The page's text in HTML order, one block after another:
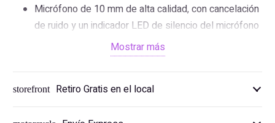
Micrófono de 10 mm de alta calidad, con cancelación
de ruido y un indicador LED de silencio del micrófono
Multiplataforma compatible con 3,5 mm, USB-C y
Compatibilidad: PC, PS5, PS4, Xbox Series X|S, Xbox
Mostrar más
storefront Retiro Gratis en el local